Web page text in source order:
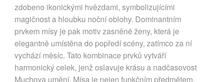
zdobeno ikonickými hvězdami, symbolizujícími
magičnost a hloubku noční oblohy. Dominantním
prvkem mísy je pak motiv zasněné ženy, která je
elegantně umístěna do popředí scény, zatímco za ní
vychází měsíc. Tato kombinace prvků vytváří
harmonický celek, jenž oslavuje krásu a nadčasovost
Muchova umění. Mísa je nejen funkčním předmětem,